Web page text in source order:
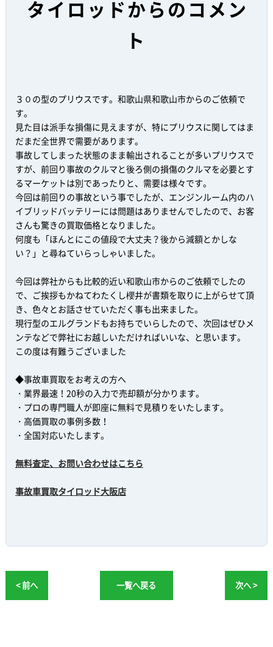
タイロッドからのコメン
ト
３０の型のプリウスです。和歌山県和歌山市からのご依頼で
す。
見た目は派手な損傷に見えますが、特にプリウスに関してはま
だまだ全世界で需要があります。
事故してしまった状態のまま輸出されることが多いプリウスで
すが、前回り事故のクルマと後ろ側の損傷のクルマを必要とす
るマーケットは別であったりと、需要は様々です。
今回は前回りの事故という事でしたが、エンジンルーム内のハ
イブリッドバッテリーには問題はありませんでしたので、お客
さんも驚きの買取価格となりました。
何度も「ほんとにこの値段で大丈夫？後から減額とかしな
い？」と尋ねていらっしゃいました。
今回は弊社からも比較的近い和歌山市からのご依頼でしたの
で、ご挨拶もかねてわたくし櫻井が書類を取りに上がらせて頂
き、色々とお話させていただく事も出来ました。
現行型のエルグランドもお持ちでいらしたので、次回はぜひメ
ンテなどで弊社にお越しいただければいいな、と思います。
この度は有難うございました
◆事故車買取をお考えの方へ
・業界最速！20秒の入力で売却額が分かります。
・プロの専門職人が即座に無料で見積りをいたします。
・高価買取の事例多数！
・全国対応いたします。
無料査定、お問い合わせはこちら
事故車買取タイロッド大阪店
< 前へ 一覧へ戻る 次へ >